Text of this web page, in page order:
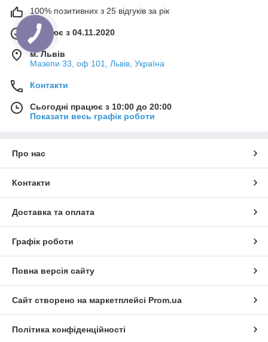
100% позитивних з 25 відгуків за рік
Працює з 04.11.2020
м. Львів
Мазепи 33, оф 101, Львів, Україна
Контакти
Сьогодні працює з 10:00 до 20:00
Показати весь графік роботи
Про нас
Контакти
Доставка та оплата
Графік роботи
Повна версія сайту
Сайт створено на маркетплейсі Prom.ua
Політика конфіденційності